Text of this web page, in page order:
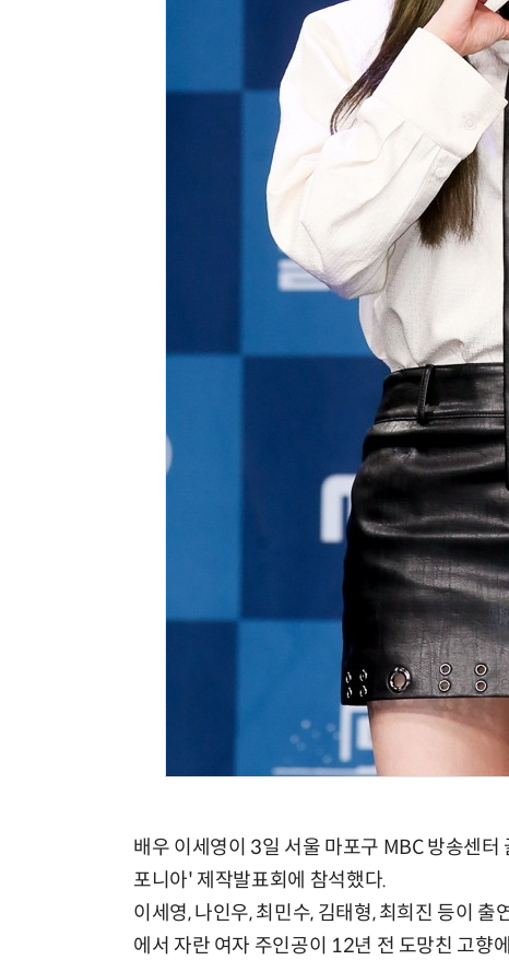
배우 이세영이 3일 서울 마포구 MBC 방송센
포니아' 제작발표회에 참석했다.
이세영, 나인우, 최민수, 김태형, 최희진 등이
에서 자란 여자 주인공이 12년 전 도망친 고향